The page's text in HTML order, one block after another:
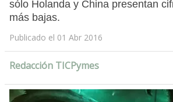
sólo Holanda y China presentan
más bajas.
Publicado el 01 Abr 2016
Redacción TICPymes